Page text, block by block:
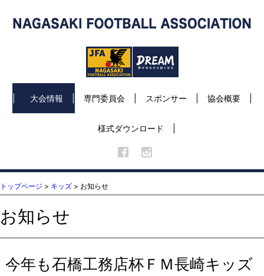
大会情報 専門委員会 スポンサー 協会概要
様式ダウンロード
トップページ > キッズ > お知らせ
お知らせ
今年も石橋工務店杯ＦＭ長崎キッズ